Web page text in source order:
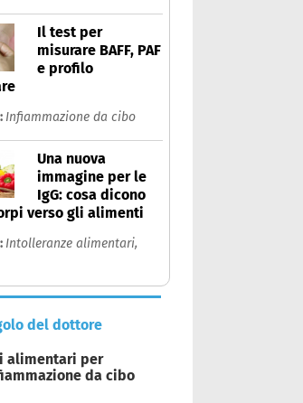
Il test per
misurare BAFF, PAF
e profilo
Infiammazione da cibo
Una nuova
immagine per le
IgG: cosa dicono
verso gli alimenti
Intolleranze alimentari,
del dottore
alimentari per
da cibo